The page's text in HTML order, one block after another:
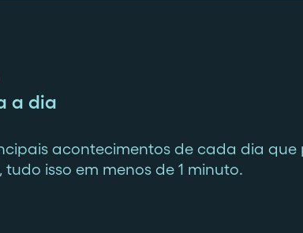
a dia
acontecimentos de cada dia
isso em menos de 1 minuto.